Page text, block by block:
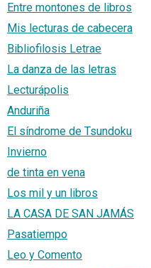
Entre montones de libros
Mis lecturas de cabecera
Bibliofilosis Letrae
La danza de las letras
Lecturápolis
Anduriña
El síndrome de Tsundoku
Invierno
de tinta en vena
Los mil y un libros
LA CASA DE SAN JAMÁS
Pasatiempo
Leo y Comento